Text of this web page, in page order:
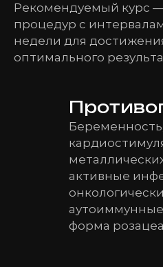
Рекомендуемый курс —
процедур с
недели для
оптимального
активные
аутоиммунные
форма